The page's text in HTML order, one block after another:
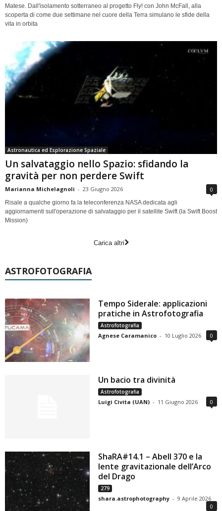
Matese. Dall'isolamento sotterraneo al progetto Fly! con John McFall, alla
scoperta di come due settimane nel cuore della Terra simulano le sfide della
vita in orbita
Astronautica ed Esplorazione Spaziale
Un salvataggio nello Spazio: sfidando la
gravità per non perdere Swift
Marianna Michelagnoli - 23 Giugno 2026 0
Risale a qualche giorno fa la teleconferenza NASA dedicata agli
aggiornamenti sull'operazione di salvataggio per il satellite Swift (la Swift Boost
Mission)
Carica altri
ASTROFOTOGRAFIA
Tempo Siderale: applicazioni
pratiche in Astrofotografia
Astrofotografia
Agnese Caramanico - 10 Luglio 2026 0
Un bacio tra divinità
Astrofotografia
Luigi Civita (UAN) - 11 Giugno 2026 0
ShaRA#14.1 – Abell 370 e la
lente gravitazionale dell’Arco
del Drago
279
shara.astrophotography - 9 Aprile 2026
0